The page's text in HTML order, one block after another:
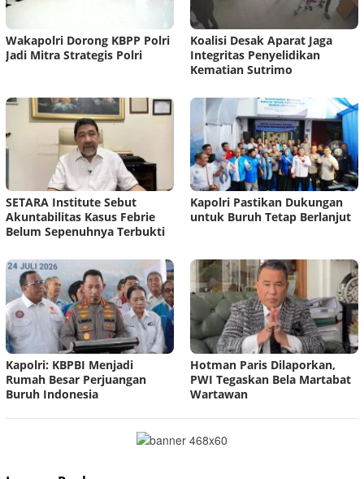
Wakapolri Dorong KBPP Polri
Jadi Mitra Strategis Polri
Koalisi Desak Aparat Jaga
Integritas Penyelidikan
Kematian Sutrimo
SETARA Institute Sebut
Akuntabilitas Kasus Febrie
Belum Sepenuhnya Terbukti
Kapolri Pastikan Dukungan
untuk Buruh Tetap Berlanjut
Kapolri: KBPBI Menjadi
Rumah Besar Perjuangan
Buruh Indonesia
Hotman Paris Dilaporkan,
PWI Tegaskan Bela Martabat
Wartawan